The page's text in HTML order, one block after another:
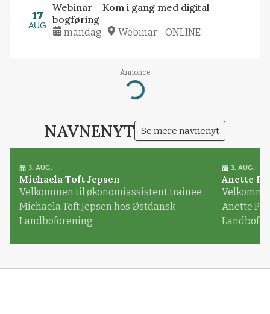
17
AUG
Webinar – Kom i gang med digital
bogføring
mandag Webinar - ONLINE
Annonce
Loading...
NAVNENYT Se mere navnenyt
3. AUG.
Michaela Toft Jepsen
Velkommen til økonomiassistent trainee
Michaela Toft Jepsen hos Østdansk
Landboforening
3. AUG.
Anette
Anette